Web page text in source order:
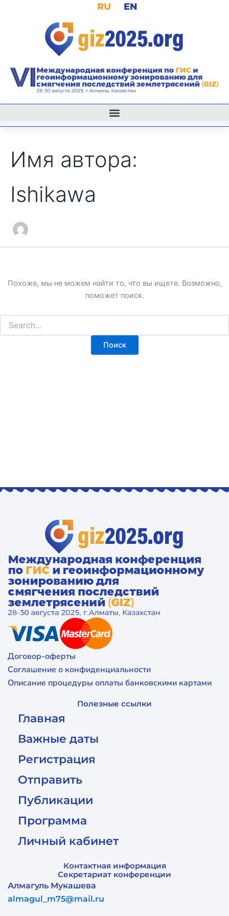
содержимому
RU EN
Имя автора:
Ishikawa
Похоже, мы не можем найти то, что вы ищете. Возможно,
поможет поиск.
Договор-оферты
Соглашение о конфиденциальности
Описание процедуры оплаты банковскими картами
Полезные ссылки
Главная
Важные даты
Регистрация
Отправить
Публикации
Программа
Личный кабинет
Контактная информация
Секретариат конференции
Алмагуль Мукашева
almagul_m75@mail.ru